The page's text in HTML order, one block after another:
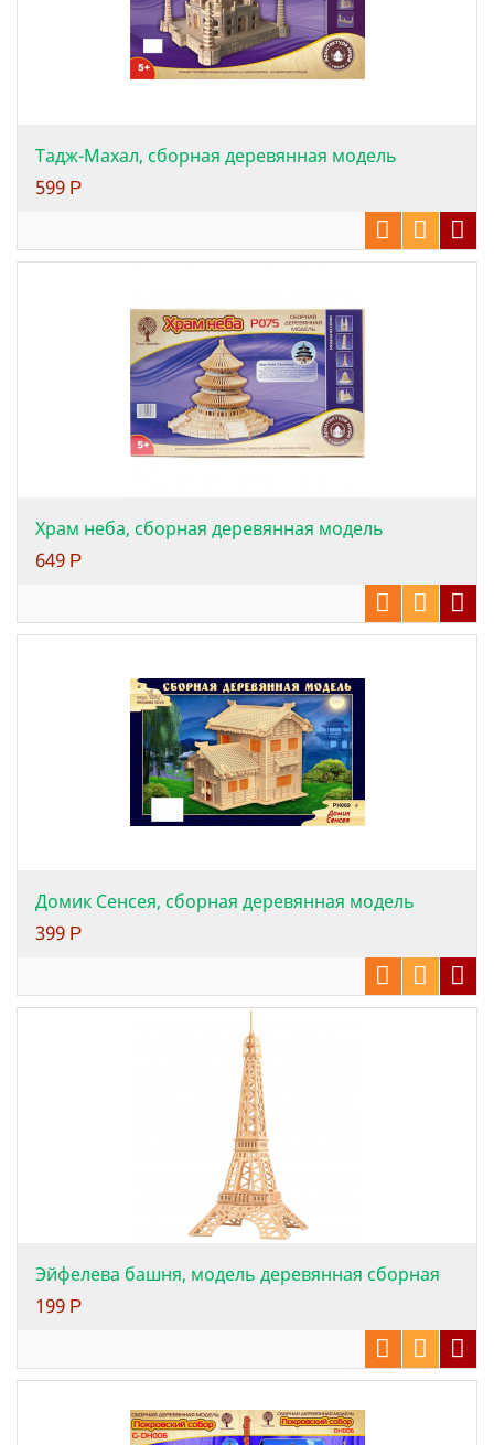
Тадж-Махал, сборная деревянная модель
599 Р
Храм неба, сборная деревянная модель
649 Р
Домик Сенсея, сборная деревянная модель
399 Р
Эйфелева башня, модель деревянная сборная
199 Р